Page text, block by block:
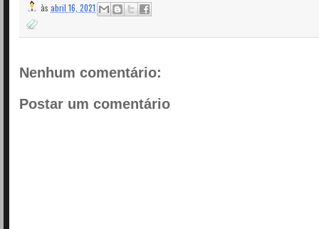
às abril 16, 2021
Nenhum comentário:
Postar um comentário